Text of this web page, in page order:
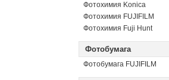
Фотохимия Konica
Фотохимия FUJIFILM
Фотохимия Fuji Hunt
Фотобумага
Фотобумага FUJIFILM